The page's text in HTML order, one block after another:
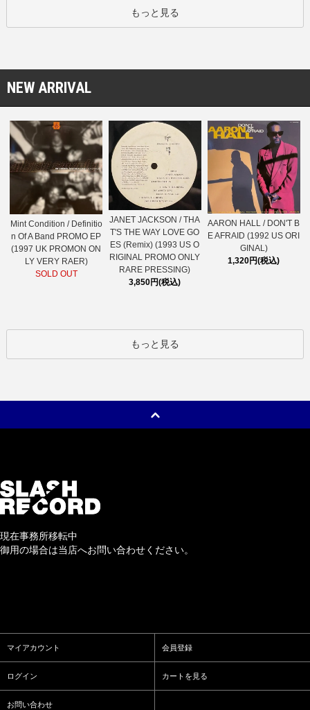
もっと見る
NEW ARRIVAL
Mint Condition / Definitio
n Of A Band PROMO EP
(1997 UK PROMON ON
LY VERY RAER)
SOLD OUT
JANET JACKSON / THA
T'S THE WAY LOVE GO
ES (Remix) (1993 US O
RIGINAL PROMO ONLY
RARE PRESSING)
3,850円(税込)
AARON HALL / DON'T B
E AFRAID (1992 US ORI
GINAL)
1,320円(税込)
もっと見る
現在事務所移転中
御用の場合は当店へお問い合わせください。
マイアカウント 会員登録
ログイン カートを見る
お問い合わせ